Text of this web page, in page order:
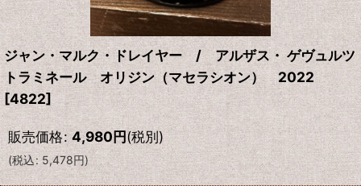
ジャン・マルク・ドレイヤー / アルザス・ ゲヴュルツ
トラミネール オリジン（マセラシオン） 2022
[4822]
販売価格: 4,980円(税別)
(税込: 5,478円)